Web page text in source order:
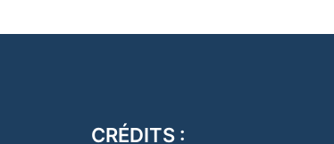
CRÉDITS :